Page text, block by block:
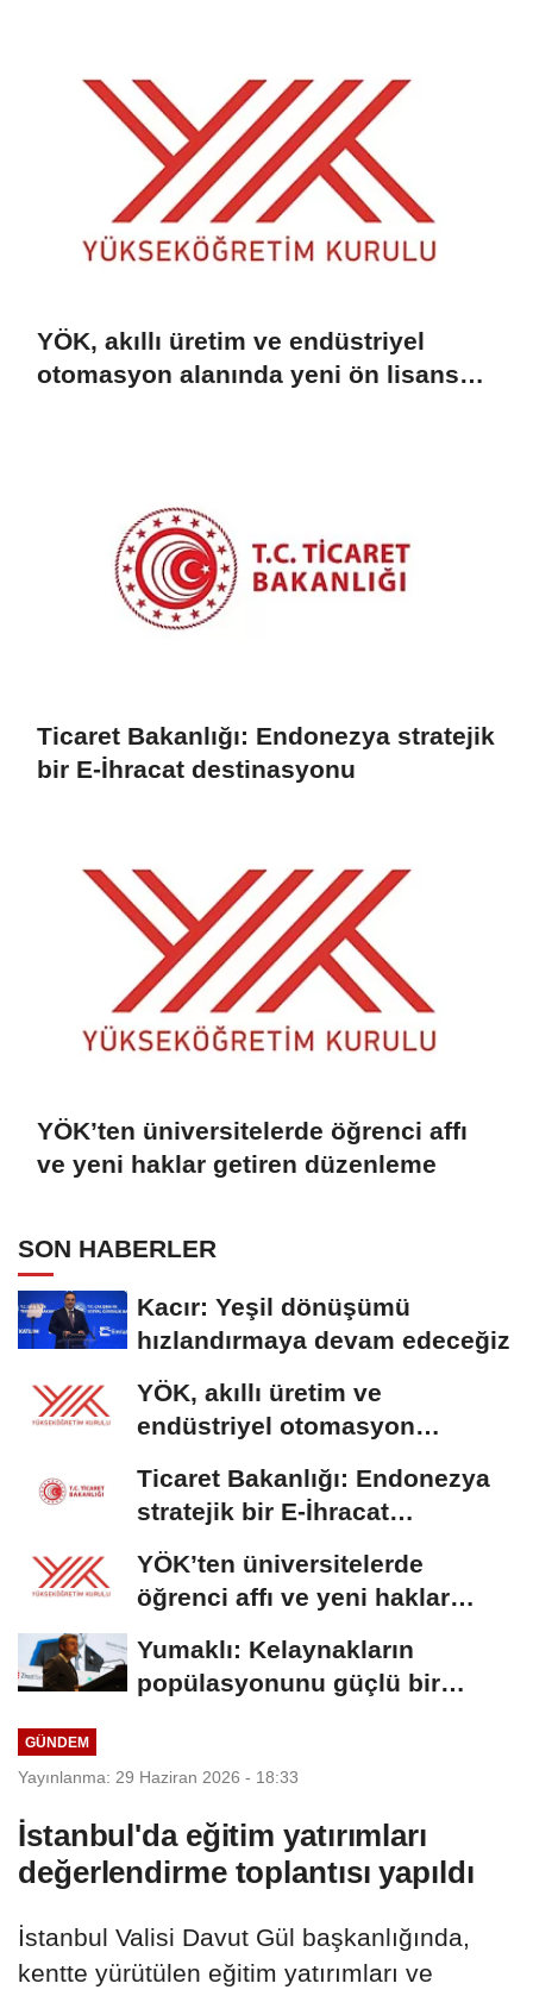
YÖK, akıllı üretim ve endüstriyel
otomasyon alanında yeni ön lisans
Ticaret Bakanlığı: Endonezya stratejik
bir E-İhracat destinasyonu
YÖK’ten üniversitelerde öğrenci affı
ve yeni haklar getiren düzenleme
SON HABERLER
Kacır: Yeşil dönüşümü
hızlandırmaya devam edeceğiz
YÖK, akıllı üretim ve
endüstriyel otomasyon
Ticaret Bakanlığı: Endonezya
stratejik bir E-İhracat
YÖK’ten üniversitelerde
öğrenci affı ve yeni haklar
Yumaklı: Kelaynakların
popülasyonunu güçlü bir
GÜNDEM
Yayınlanma: 29 Haziran 2026 - 18:33
İstanbul'da eğitim yatırımları
değerlendirme toplantısı yapıldı
İstanbul Valisi Davut Gül başkanlığında,
kentte yürütülen eğitim yatırımları ve